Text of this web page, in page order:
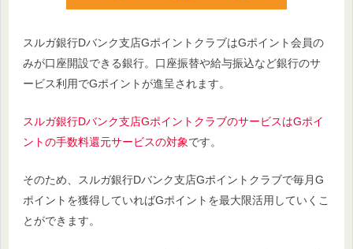
スルガ銀行Dバンク支店GポイントクラブはGポイント会員の
みが口座開設できる銀行。口座振替や給与振込など銀行のサ
ービス利用でGポイントが進呈されます。
スルガ銀行Dバンク支店GポイントクラブのサービスはGポイ
ントの手数料還元サービスの対象です。
そのため、スルガ銀行Dバンク支店Gポイントクラブで毎月G
ポイントを獲得していればGポイントを最大限活用していくこ
とができます。